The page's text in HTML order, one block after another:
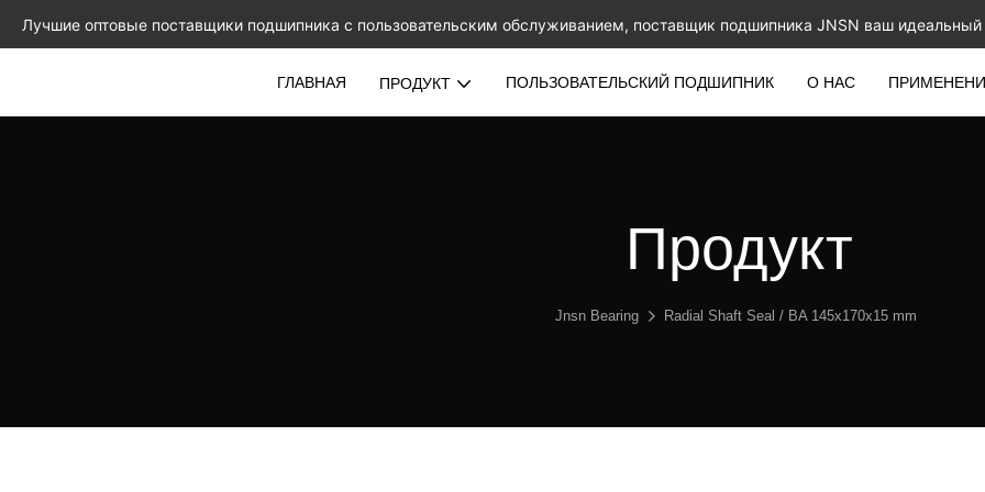
Лучшие оптовые поставщики подшипника с пользовательским обслуживанием, поставщик подшипника JNSN ваш идеальный
ГЛАВНАЯ ПРОДУКТ ПОЛЬЗОВАТЕЛЬСКИЙ ПОДШИПНИК О НАС
Продукт
Jnsn Bearing Radial Shaft Seal / BA 145x170x15 mm